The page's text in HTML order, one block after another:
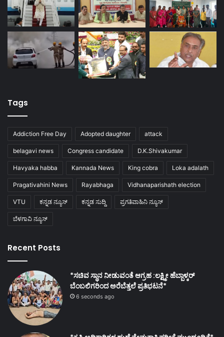
Tags
Addiction Free Day Adopted daughter attack
belagavi news Congress candidate D.K.Shivakumar
Havyaka habba Kannada News King cobra Loka adalath
Pragativahini News Rayabhaga Vidhanaparishath election
VTU ಕನ್ನಡ ನ್ಯೂಸ್ ಕನ್ನಡ ಸುದ್ದಿ ಪ್ರಗತಿವಾಹಿನಿ ನ್ಯೂಸ್
ಬೆಳಗಾವಿ ನ್ಯೂಸ್
Recent Posts
*ಸಚಿವ ಸ್ಥಾನ ನೀಡುವಂತೆ ಆಗ್ರಹ :ಲಕ್ಷ್ಮೀ ಹೆಬ್ಬಾಳ್ಕರ್
ಬೆಂಬಲಿಗರಿಂದ ಅರೆಬೆತ್ತಲೆ ಪ್ರತಿಭಟನೆ*
6 seconds ago